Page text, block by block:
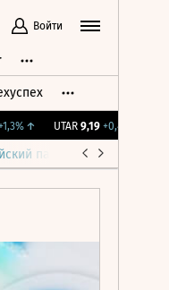
Войти
↑ UTAR 9,19 +0,44%
парламент